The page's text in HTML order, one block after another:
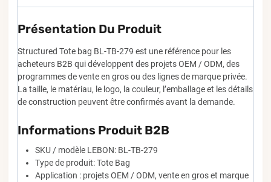
Présentation Du Produit
Structured Tote bag BL-TB-279 est une référence pour les
acheteurs B2B qui développent des projets OEM / ODM, des
programmes de vente en gros ou des lignes de marque privée.
La taille, le matériau, le logo, la couleur, l’emballage et les détails
de construction peuvent être confirmés avant la demande.
Informations Produit B2B
SKU / modèle LEBON: BL-TB-279
Type de produit: Tote Bag
Application : projets OEM / ODM, vente en gros et marque